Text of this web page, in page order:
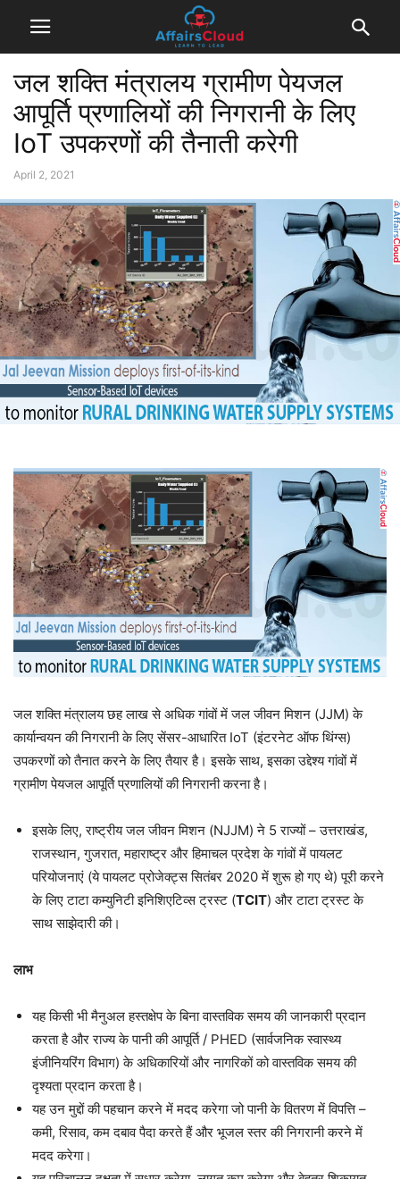
जल शक्ति मंत्रालय ग्रामीण पेयजल
आपूर्ति प्रणालियों की निगरानी के लिए
IoT उपकरणों की तैनाती करेगी
April 2, 2021
जल शक्ति मंत्रालय छह लाख से अधिक गांवों में जल जीवन मिशन (JJM) के
कार्यान्वयन की निगरानी के लिए सेंसर-आधारित IoT (इंटरनेट ऑफ थिंग्स)
उपकरणों को तैनात करने के लिए तैयार है। इसके साथ, इसका उद्देश्य गांवों में
ग्रामीण पेयजल आपूर्ति प्रणालियों की निगरानी करना है।
इसके लिए, राष्ट्रीय जल जीवन मिशन (NJJM) ने 5 राज्यों – उत्तराखंड,
राजस्थान, गुजरात, महाराष्ट्र और हिमाचल प्रदेश के गांवों में पायलट
परियोजनाएं (ये पायलट प्रोजेक्ट्स सितंबर 2020 में शुरू हो गए थे) पूरी करने
के लिए टाटा कम्युनिटी इनिशिएटिव्स ट्रस्ट (TCIT) और टाटा ट्रस्ट के
साथ साझेदारी की।
लाभ
यह किसी भी मैनुअल हस्तक्षेप के बिना वास्तविक समय की जानकारी प्रदान
करता है और राज्य के पानी की आपूर्ति / PHED (सार्वजनिक स्वास्थ्य
इंजीनियरिंग विभाग) के अधिकारियों और नागरिकों को वास्तविक समय की
दृश्यता प्रदान करता है।
यह उन मुद्दों की पहचान करने में मदद करेगा जो पानी के वितरण में विपत्ति –
कमी, रिसाव, कम दबाव पैदा करते हैं और भूजल स्तर की निगरानी करने में
मदद करेगा।